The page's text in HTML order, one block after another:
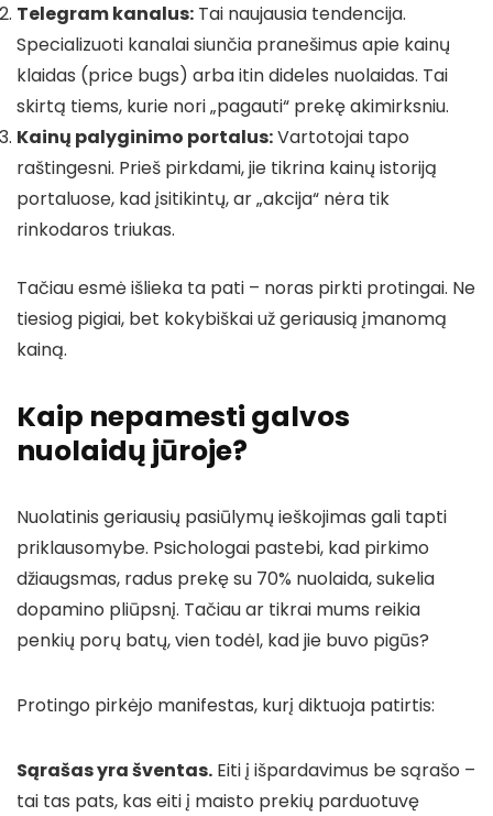
Telegram kanalus: Tai naujausia tendencija.
Specializuoti kanalai siunčia pranešimus apie kainų
klaidas (price bugs) arba itin dideles nuolaidas. Tai
skirtą tiems, kurie nori „pagauti“ prekę akimirksniu.
Kainų palyginimo portalus:Vartotojai tapo
raštingesni. Prieš pirkdami, jie tikrina kainų istoriją
portaluose, kad įsitikintų, ar „akcija“ nėra tik
rinkodaros triukas.
Tačiau esmė išlieka ta pati – noras pirkti protingai. Ne
tiesiog pigiai, bet kokybiškai už geriausią įmanomą
kainą.
Kaip nepamesti galvos
nuolaidų jūroje?
Nuolatinis geriausių pasiūlymų ieškojimas gali tapti
priklausomybe. Psichologai pastebi, kad pirkimo
džiaugsmas, radus prekę su 70% nuolaida, sukelia
dopamino pliūpsnį. Tačiau ar tikrai mums reikia
penkių porų batų, vien todėl, kad jie buvo pigūs?
Protingo pirkėjo manifestas, kurį diktuoja patirtis:
Sąrašas yra šventas. Eiti į išpardavimus be sąrašo –
tai tas pats, kas eiti į maisto prekių parduotuvę